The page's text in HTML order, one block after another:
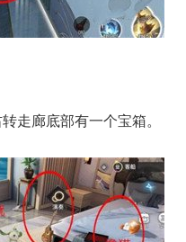
走廊底部有一个宝箱。